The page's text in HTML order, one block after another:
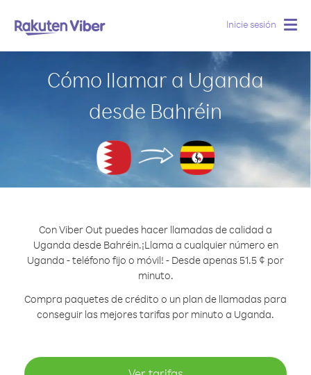
Inicie sesión
Cómo llamar a Uganda
desde Bahréin
Con Viber Out puedes hacer llamadas de calidad a
Uganda desde Bahréin.¡Llama a cualquier número en
Uganda - teléfono fijo o móvil! - Desde apenas 51.5 ¢ por
minuto.
Compra paquetes de crédito o un plan de llamadas para
conseguir las mejores tarifas por minuto a Uganda.